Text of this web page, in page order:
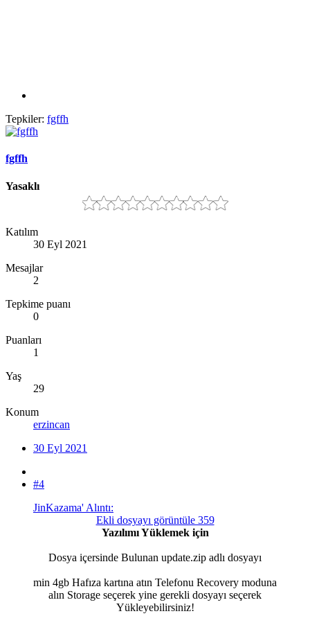
Tepkiler: fgffh
fgffh
Yasaklı
Katılım
30 Eyl 2021
Mesajlar
2
Tepkime puanı
0
Puanları
1
Yaş
29
Konum
erzincan
30 Eyl 2021
#4
JinKazama' Alıntı:
Ekli dosyayı görüntüle 359
Yazılımı Yüklemek için
Dosya içersinde Bulunan update.zip adlı dosyayı
min 4gb Hafıza kartına atın Telefonu Recovery moduna
alın Storage seçerek yine gerekli dosyayı seçerek
Yükleyebilirsiniz!